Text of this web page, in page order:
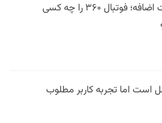
فیلتر در وقت اضافه؛ فوتبال ۳۶۰ را چه کسی
است اما تجربه کاربر مطلوب